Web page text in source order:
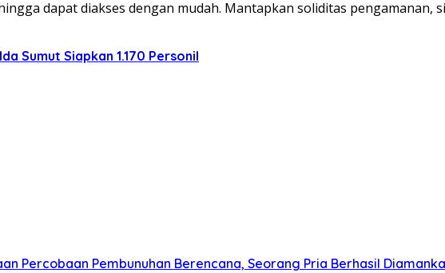
dapat diakses dengan mudah. Mantapkan soliditas pengamanan,
Sumut Siapkan 1.170 Personil
Percobaan Pembunuhan Berencana, Seorang Pria Berhasil